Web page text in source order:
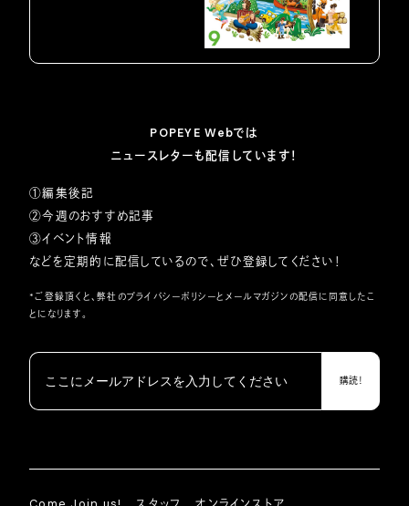
POPEYE Webでは
ニュースレターも配信しています！
①編集後記
②今週のおすすめ記事
③イベント情報
などを定期的に配信しているので、ぜひ登録してください！
*ご登録頂くと、弊社のプライバシーポリシーとメールマガジンの配信に同意したこ
とになります。